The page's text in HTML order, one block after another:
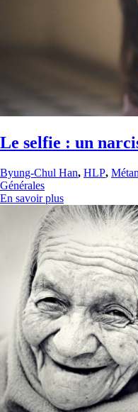
Le selfie : un
Byung-Chul Han, HLP,
Générales
En savoir plus